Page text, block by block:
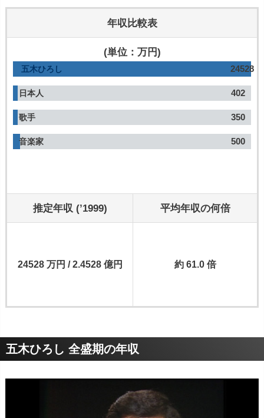
年収比較表
(単位：万円)
五木ひろし 24528
日本人 402
歌手 350
音楽家 500
推定年収 (’1999) 平均年収の何倍
24528 万円 / 2.4528 億円 約 61.0 倍
五木ひろし 全盛期の年収